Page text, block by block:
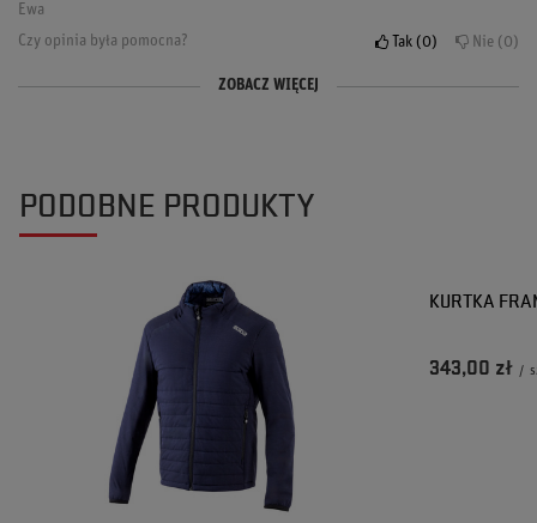
Ewa
Czy opinia była pomocna?
Tak 0 Nie 0
Opinia potwierdzona zakupem
2024-01-10
Dawid
ZOBACZ WIĘCEJ
PODOBNE PRODUKTY
KURTKA
343,00 zł /